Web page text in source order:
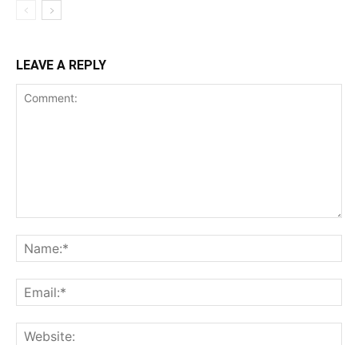
LEAVE A REPLY